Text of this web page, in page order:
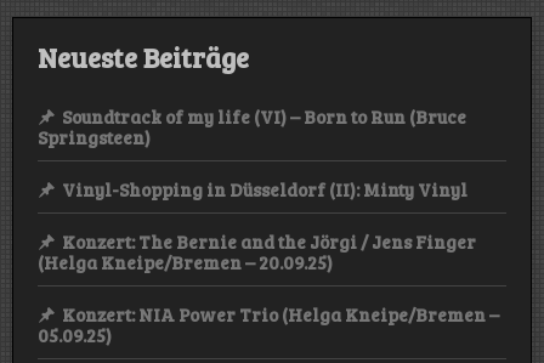
Neueste Beiträge
Soundtrack of my life (VI) – Born to Run (Bruce
Springsteen)
Vinyl-Shopping in Düsseldorf (II): Minty Vinyl
Konzert: The Bernie and the Jörgi / Jens Finger
(Helga Kneipe/Bremen – 20.09.25)
Konzert: NIA Power Trio (Helga Kneipe/Bremen –
05.09.25)